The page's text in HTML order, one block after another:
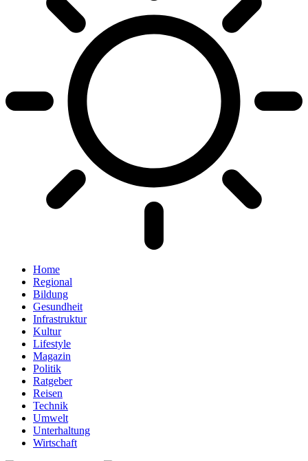
Home
Regional
Bildung
Gesundheit
Infrastruktur
Kultur
Lifestyle
Magazin
Politik
Ratgeber
Reisen
Technik
Umwelt
Unterhaltung
Wirtschaft